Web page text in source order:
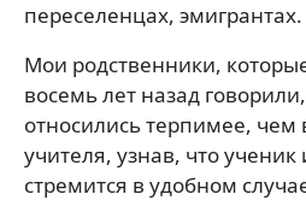
переселенцах, эмигрантах.
Мои родственники,
восемь лет назад
относились терпимее,
учителя, узнав, что
стремится в удобном